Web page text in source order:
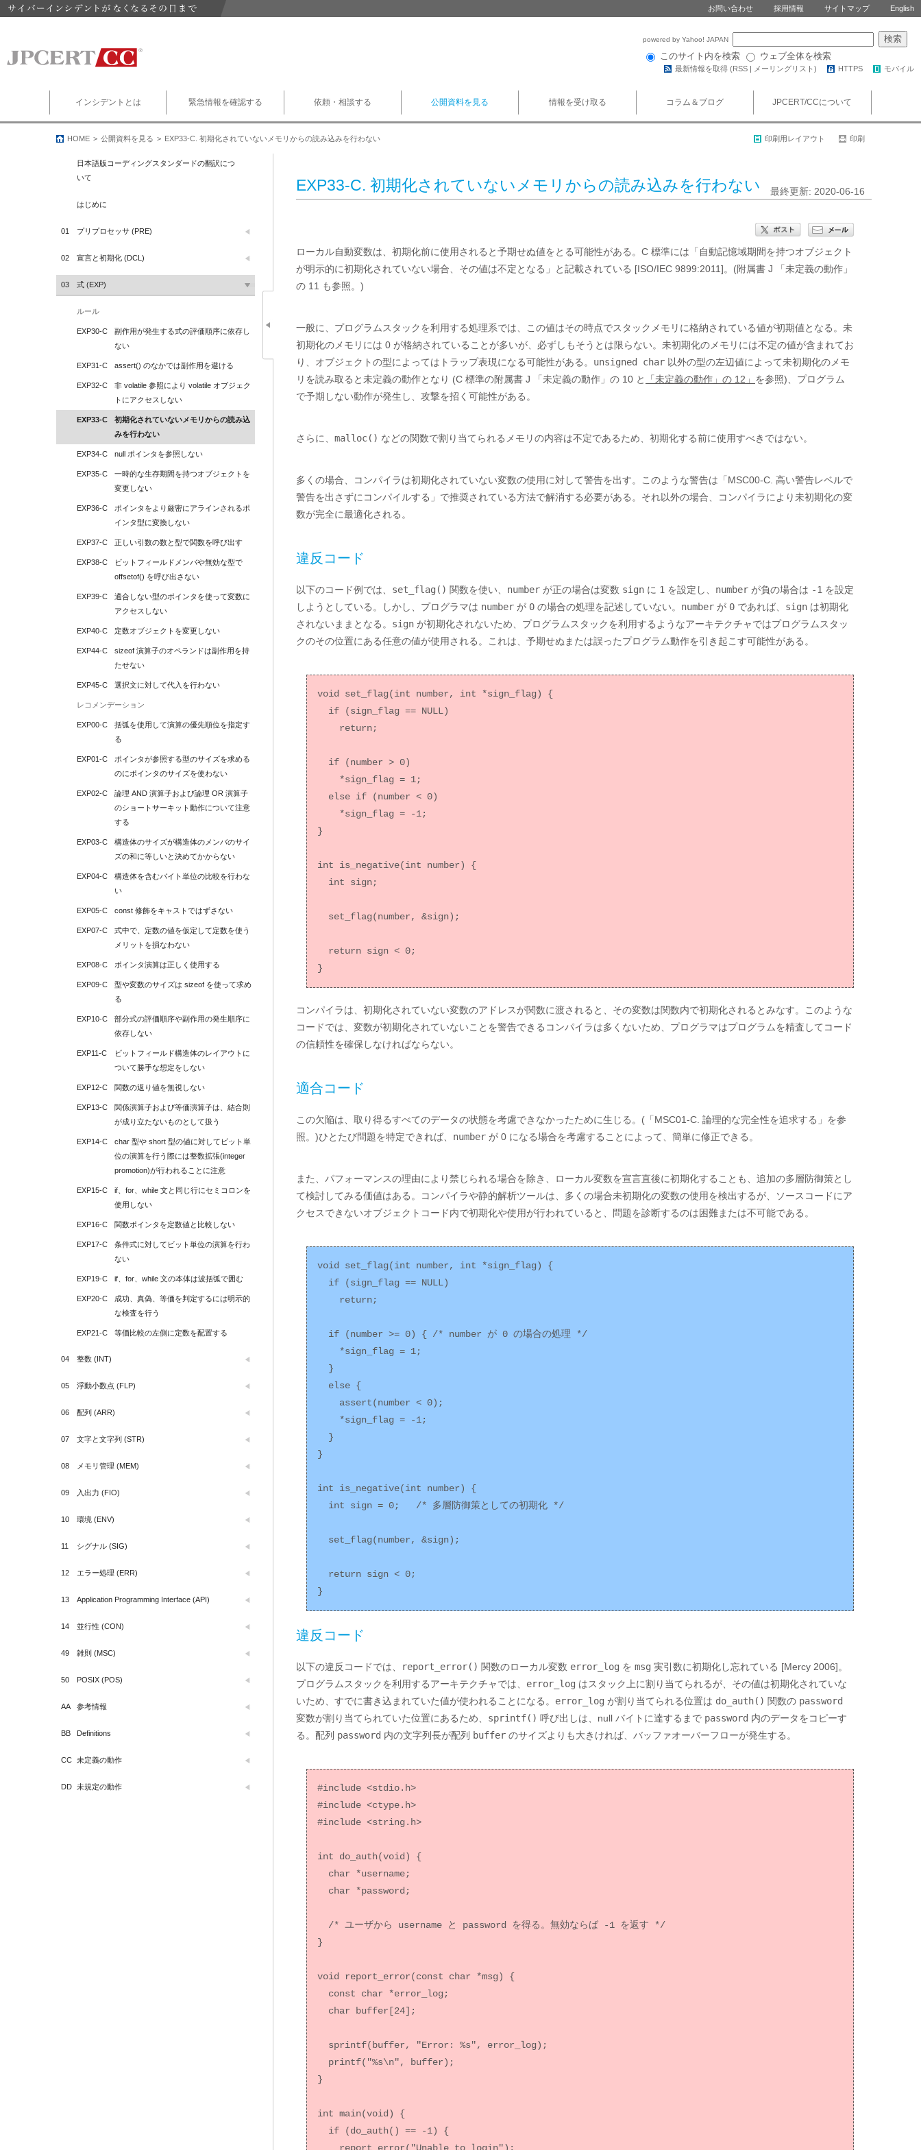
お問い合わせ 採用情報 サイトマップ English
powered by Yahoo! JAPAN
このサイト内を検索 ウェブ全体を検索
最新情報を取得 (RSS | メーリングリスト ) HTTPS モバイル
インシデントとは 緊急情報を確認する 依頼・相談する 公開資料を見る 情報を受け取る コラム＆ブログ JPCERT/CCについて
HOME 公開資料を見る EXP33-C. 初期化されていないメモリからの読み込みを行わない 印刷用レイアウト 印刷
EXP33-C. 初期化されていないメモリからの読み込みを行わない 最終更新: 2020-06-16
ローカル自動変数は、初期化前に使用されると予期せぬ値をとる可能性がある。C 標準には「自動記憶域期間を持つオブジェクト
が明示的に初期化されていない場合、その値は不定となる」と記載されている [ISO/IEC 9899:2011]。(附属書 J 「未定義の動作」
の 11 も参照。)
一般に、プログラムスタックを利用する処理系では、この値はその時点でスタックメモリに格納されている値が初期値となる。未
初期化のメモリには 0 が格納されていることが多いが、必ずしもそうとは限らない。未初期化のメモリには不定の値が含まれてお
り、オブジェクトの型によってはトラップ表現になる可能性がある。 unsigned char 以外の型の左辺値によって未初期化のメモ
リを読み取ると未定義の動作となり (C 標準の附属書 J 「未定義の動作」の 10 と
「未定義の動作」の 12」 を参照)、プログラム
で予期しない動作が発生し、攻撃を招く可能性がある。
さらに、 malloc() などの関数で割り当てられるメモリの内容は不定であるため、初期化する前に使用すべきではない。
多くの場合、コンパイラは初期化されていない変数の使用に対して警告を出す。このような警告は「MSC00-C. 高い警告レベルで
警告を出さずにコンパイルする」で推奨されている方法で解消する必要がある。それ以外の場合、コンパイラにより未初期化の変
数が完全に最適化される。
違反コード
以下のコード例では、 set_flag() 関数を使い、 number が正の場合は変数 sign に 1 を設定し、 number が負の場合は -1 を設定
しようとしている。しかし、プログラマは number が 0 の場合の処理を記述していない。 number が 0 であれば、 sign は初期化
されないままとなる。 sign が初期化されないため、プログラムスタックを利用するようなアーキテクチャではプログラムスタッ
クのその位置にある任意の値が使用される。これは、予期せぬまたは誤ったプログラム動作を引き起こす可能性がある。
void set_flag(int number, int *sign_flag) {
}
int is_negative(int number) {
コンパイラは、初期化されていない変数のアドレスが関数に渡されると、その変数は関数内で初期化されるとみなす。このような
コードでは、変数が初期化されていないことを警告できるコンパイラは多くないため、プログラマはプログラムを精査してコード
の信頼性を確保しなければならない。
適合コード
この欠陥は、取り得るすべてのデータの状態を考慮できなかったために生じる。(「MSC01-C. 論理的な完全性を追求する」を参
照。)ひとたび問題を特定できれば、 number が 0 になる場合を考慮することによって、簡単に修正できる。
また、パフォーマンスの理由により禁じられる場合を除き、ローカル変数を宣言直後に初期化することも、追加の多層防御策とし
て検討してみる価値はある。コンパイラや静的解析ツールは、多くの場合未初期化の変数の使用を検出するが、ソースコードにア
クセスできないオブジェクトコード内で初期化や使用が行われていると、問題を診断するのは困難または不可能である。
void set_flag(int number, int *sign_flag) {
}
int is_negative(int number) {
違反コード
以下の違反コードでは、 report_error() 関数のローカル変数 error_log を msg 実引数に初期化し忘れている [Mercy 2006]。
プログラムスタックを利用するアーキテクチャでは、 error_log はスタック上に割り当てられるが、その値は初期化されていな
いため、すでに書き込まれていた値が使われることになる。 error_log が割り当てられる位置は do_auth() 関数の password
変数が割り当てられていた位置にあるため、 sprintf() 呼び出しは、null バイトに達するまで password 内のデータをコピーす
る。配列 password 内の文字列長が配列 buffer のサイズよりも大きければ、バッファオーバーフローが発生する。
#include <stdio.h>
#include <ctype.h>
#include <string.h>
int do_auth(void) {
}
void report_error(const char *msg) {
}
int main(void) {
日本語版コーディングスタンダードの翻訳につ
いて
はじめに
01 プリプロセッサ (PRE)
02 宣言と初期化 (DCL)
03 式 (EXP)
ルール
EXP30-C
副作用が発生する式の評価順序に依存し
ない
EXP31-C assert() のなかでは副作用を避ける
EXP32-C
非 volatile 参照により volatile オブジェク
トにアクセスしない
EXP33-C
初期化されていないメモリからの読み込
みを行わない
EXP34-C null ポインタを参照しない
EXP35-C
一時的な生存期間を持つオブジェクトを
変更しない
EXP36-C
ポインタをより厳密にアラインされるポ
インタ型に変換しない
EXP37-C 正しい引数の数と型で関数を呼び出す
EXP38-C
ビットフィールドメンバや無効な型で
offsetof() を呼び出さない
EXP39-C
適合しない型のポインタを使って変数に
アクセスしない
EXP40-C 定数オブジェクトを変更しない
EXP44-C
sizeof 演算子のオペランドは副作用を持
たせない
EXP45-C 選択文に対して代入を行わない
レコメンデーション
EXP00-C
括弧を使用して演算の優先順位を指定す
る
EXP01-C
ポインタが参照する型のサイズを求める
のにポインタのサイズを使わない
EXP02-C
論理 AND 演算子および論理 OR 演算子
のショートサーキット動作について注意
する
EXP03-C
構造体のサイズが構造体のメンバのサイ
ズの和に等しいと決めてかからない
EXP04-C
構造体を含むバイト単位の比較を行わな
い
EXP05-C const 修飾をキャストではずさない
EXP07-C
式中で、定数の値を仮定して定数を使う
メリットを損なわない
EXP08-C ポインタ演算は正しく使用する
EXP09-C
型や変数のサイズは sizeof を使って求め
る
EXP10-C
部分式の評価順序や副作用の発生順序に
依存しない
EXP11-C
ビットフィールド構造体のレイアウトに
ついて勝手な想定をしない
EXP12-C 関数の返り値を無視しない
EXP13-C
関係演算子および等価演算子は、結合則
が成り立たないものとして扱う
EXP14-C
char 型や short 型の値に対してビット単
位の演算を行う際には整数拡張(integer
promotion)が行われることに注意
EXP15-C
if、for、while 文と同じ行にセミコロンを
使用しない
EXP16-C 関数ポインタを定数値と比較しない
EXP17-C
条件式に対してビット単位の演算を行わ
ない
EXP19-C if、for、while 文の本体は波括弧で囲む
EXP20-C
成功、真偽、等価を判定するには明示的
な検査を行う
EXP21-C 等価比較の左側に定数を配置する
04 整数 (INT)
05 浮動小数点 (FLP)
06 配列 (ARR)
07 文字と文字列 (STR)
08 メモリ管理 (MEM)
09 入出力 (FIO)
10 環境 (ENV)
11 シグナル (SIG)
12 エラー処理 (ERR)
13 Application Programming Interface (API)
14 並行性 (CON)
49 雑則 (MSC)
50 POSIX (POS)
AA 参考情報
BB Definitions
CC 未定義の動作
DD 未規定の動作